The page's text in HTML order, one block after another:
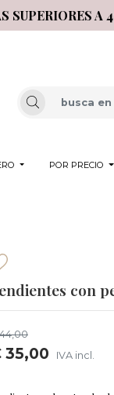
SUPERIORES A
POR PRECIO
con
35,00 IVA incl.